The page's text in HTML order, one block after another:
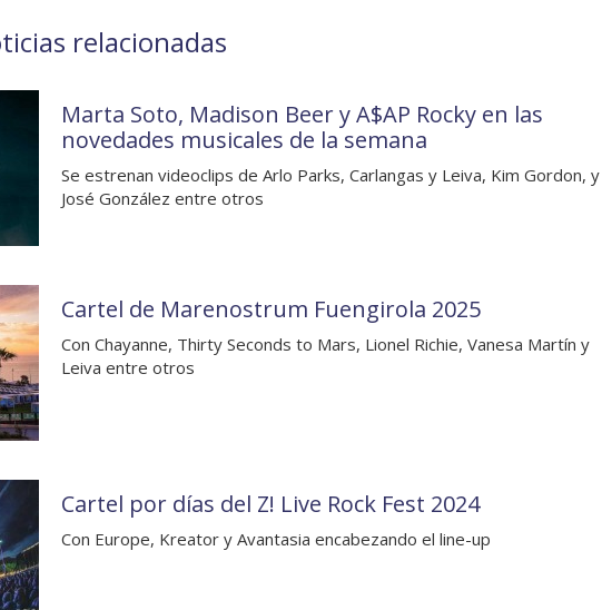
relacionadas
Marta Soto, Madison Beer y A$AP Rocky en las
novedades musicales de la semana
Se estrenan videoclips de Arlo Parks, Carlangas y Leiva, Kim Gordon, y
José González entre otros
Cartel de Marenostrum Fuengirola 2025
Con Chayanne, Thirty Seconds to Mars, Lionel Richie, Vanesa Martín y
Leiva entre otros
Cartel por días del Z! Live Rock Fest 2024
Con Europe, Kreator y Avantasia encabezando el line-up